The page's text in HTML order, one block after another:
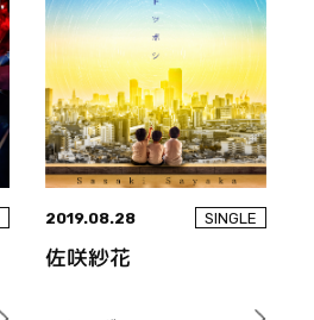
2019.08.28 SINGLE
佐咲紗花